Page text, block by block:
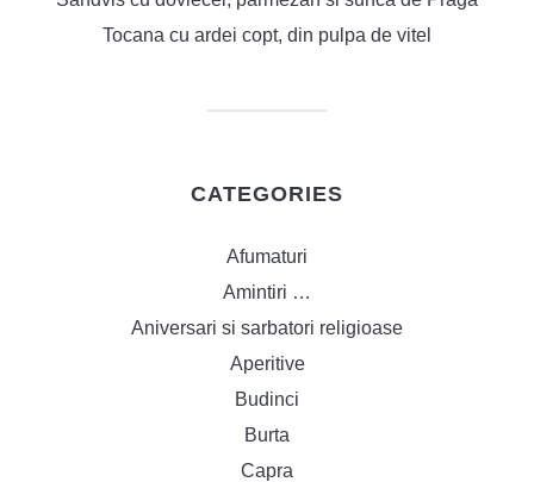
Tocana cu ardei copt, din pulpa de vitel
CATEGORIES
Afumaturi
Amintiri …
Aniversari si sarbatori religioase
Aperitive
Budinci
Burta
Capra